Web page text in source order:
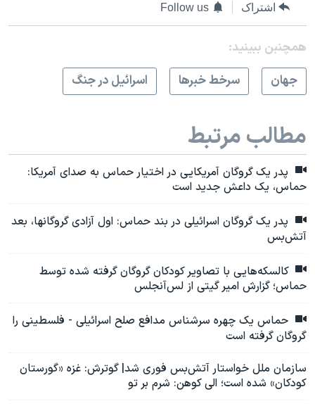
اشتراک Follow us
همچنبن ببینید:
جهان
سرخط خبرها اسرائیل در جنگ
مطالب مرتبط
پدر یک گروگان آمریکایی در اختیار حماس به صدای آمریکا:
حماس، یک داعش جدید است
پدر یک گروگان اسرائیلی در بند حماس: اول آزادی گروگانها، بعد
آتش‌بس
کالسکه‌هایی با تصاویر کودکان گروگان گرفته شده توسط
حماس؛ گزارش امیر گیتی از لس‌آنجلس
حماس یک چهره سرشناس مدافع صلح اسرائیلی - فلسطینی را
گروگان گرفته است
سازمان ملل خواستار آتش‌بس فوری شد| گوترش: غزه «گورستان
کودکان» شده است؛ الی کوهن: شرم بر تو